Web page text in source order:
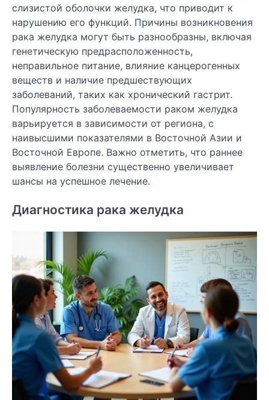
слизистой оболочки желудка, что приводит к
нарушению его функций. Причины возникновения
рака желудка могут быть разнообразны, включая
генетическую предрасположенность,
неправильное питание, влияние канцерогенных
веществ и наличие предшествующих
заболеваний, таких как хронический гастрит.
Популярность заболеваемости раком желудка
варьируется в зависимости от региона, с
наивысшими показателями в Восточной Азии и
Восточной Европе. Важно отметить, что раннее
выявление болезни существенно увеличивает
шансы на успешное лечение.
Диагностика рака желудка